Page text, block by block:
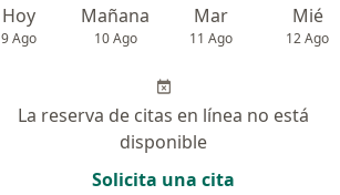
Hoy
9 Ago
Mañana
10 Ago
Mar
11 Ago
Mié
12 Ago
La reserva de citas en línea no está
disponible
Solicita una cita